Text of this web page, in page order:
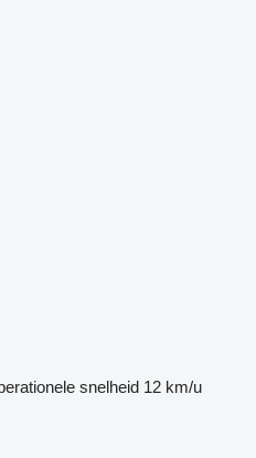
snelheid 12 km/u